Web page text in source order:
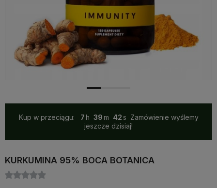
Kup w przeciągu: 7 39 41
Zamówienie wyślemy
jeszcze dzisiaj!
KURKUMINA 95% BOCA BOTANICA